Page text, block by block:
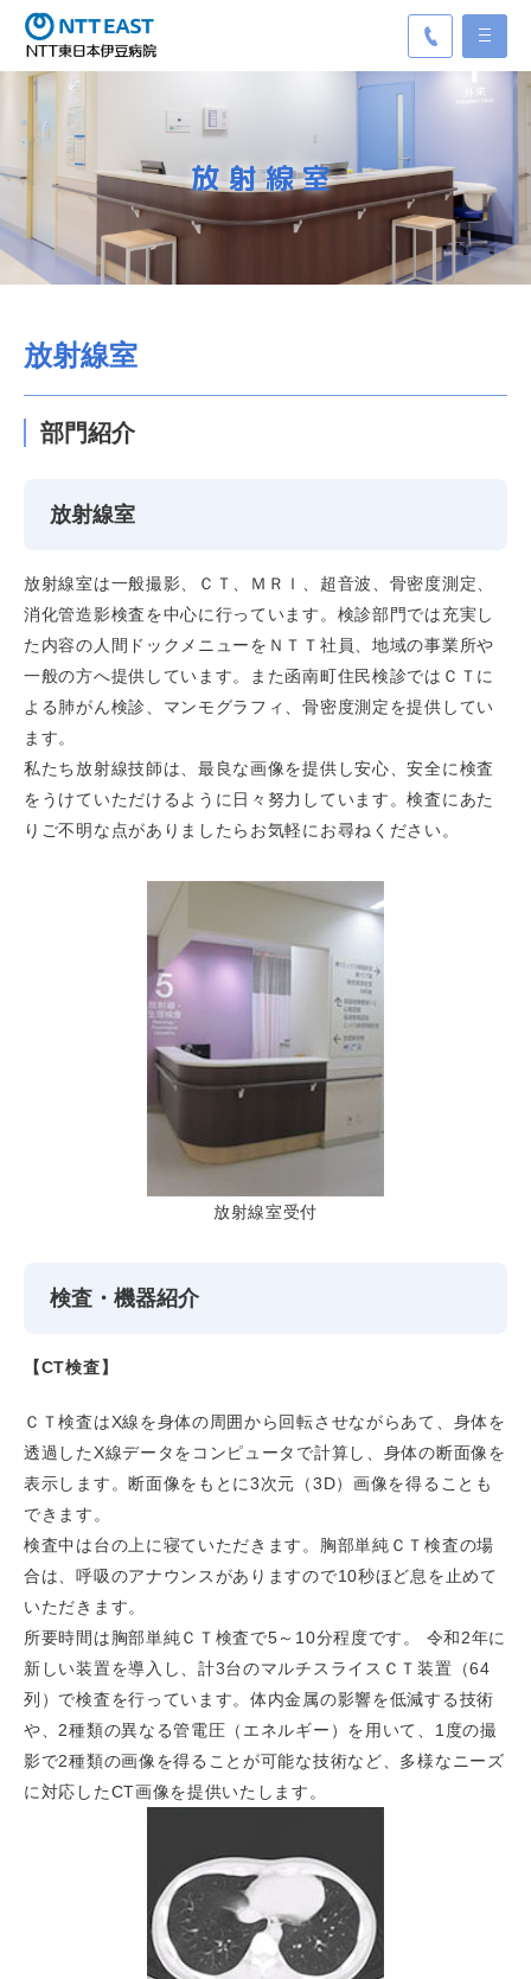
放射線室
放射線室
部門紹介
放射線室
放射線室は一般撮影、ＣＴ、ＭＲＩ、超音波、骨密度測定、
消化管造影検査を中心に行っています。検診部門では充実し
た内容の人間ドックメニューをＮＴＴ社員、地域の事業所や
一般の方へ提供しています。また函南町住民検診ではＣＴに
よる肺がん検診、マンモグラフィ、骨密度測定を提供してい
ます。
私たち放射線技師は、最良な画像を提供し安心、安全に検査
をうけていただけるように日々努力しています。検査にあた
りご不明な点がありましたらお気軽にお尋ねください。
放射線室受付
検査・機器紹介
【CT検査】
ＣＴ検査はX線を身体の周囲から回転させながらあて、身体を
透過したX線データをコンピュータで計算し、身体の断面像を
表示します。断面像をもとに3次元（3D）画像を得ることも
できます。
検査中は台の上に寝ていただきます。胸部単純ＣＴ検査の場
合は、呼吸のアナウンスがありますので10秒ほど息を止めて
いただきます。
所要時間は胸部単純ＣＴ検査で5～10分程度です。 令和2年に
新しい装置を導入し、計3台のマルチスライスＣＴ装置（64
列）で検査を行っています。体内金属の影響を低減する技術
や、2種類の異なる管電圧（エネルギー）を用いて、1度の撮
影で2種類の画像を得ることが可能な技術など、多様なニーズ
に対応したCT画像を提供いたします。